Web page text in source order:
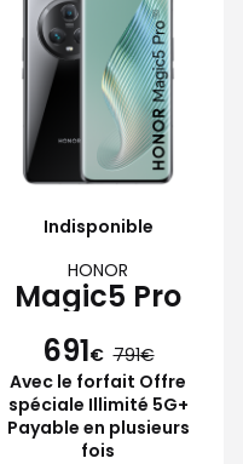
Indisponible
HONOR
Magic5 Pro
691€ 791
Avec le forfait Offre
spéciale Illimité 5G+
Payable en plusieurs
fois